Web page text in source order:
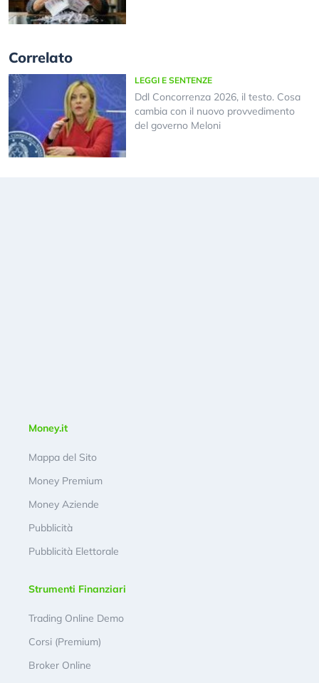
Correlato
LEGGI E SENTENZE
Ddl Concorrenza 2026, il testo. Cosa
cambia con il nuovo provvedimento
del governo Meloni
Money.it
Mappa del Sito
Money Premium
Money Aziende
Pubblicità
Pubblicità Elettorale
Strumenti Finanziari
Trading Online Demo
Corsi (Premium)
Broker Online